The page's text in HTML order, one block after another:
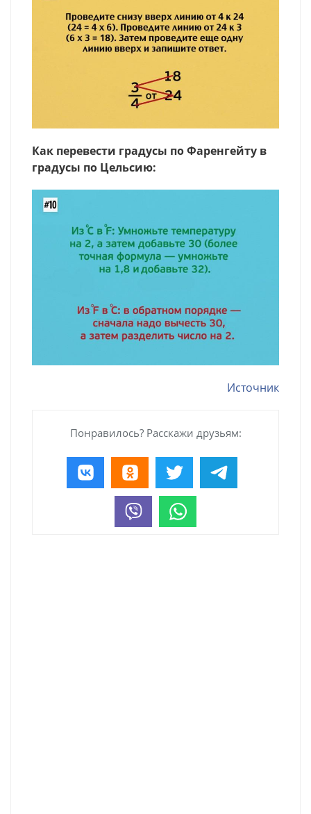
Как перевести градусы по Фаренгейту в
градусы по Цельсию:
Источник
Понравилось? Расскажи друзьям: